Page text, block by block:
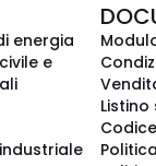
energia
e
Listino